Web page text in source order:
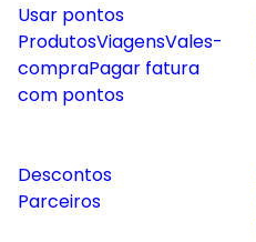
Usar pontos
ProdutosViagensVales-
compraPagar fatura
com pontos
Descontos
Parceiros